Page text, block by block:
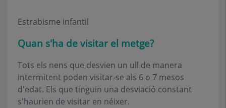
Estrabisme infantil
Quan s'ha de visitar el metge?
Tots els nens que desvien un ull de manera
intermitent poden visitar-se als 6 o 7 mesos
d'edat. Els que tinguin una desviació constant
s'haurien de visitar en néixer.